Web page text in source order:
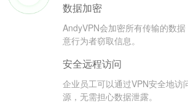
数据加密
AndyVPN会加密所有传输的数
意行为者窃取信息。
安全远程访问
企业员工可以通过VPN安全地访
源，无需担心数据泄露。